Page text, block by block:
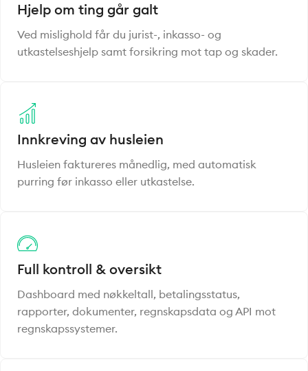
Hjelp om ting går galt
Ved mislighold får du jurist-, inkasso- og
utkastelseshjelp samt forsikring mot tap og skader.
Innkreving av husleien
Husleien faktureres månedlig, med automatisk
purring før inkasso eller utkastelse.
Full kontroll & oversikt
Dashboard med nøkkeltall, betalingsstatus,
rapporter, dokumenter, regnskapsdata og API mot
regnskapssystemer.